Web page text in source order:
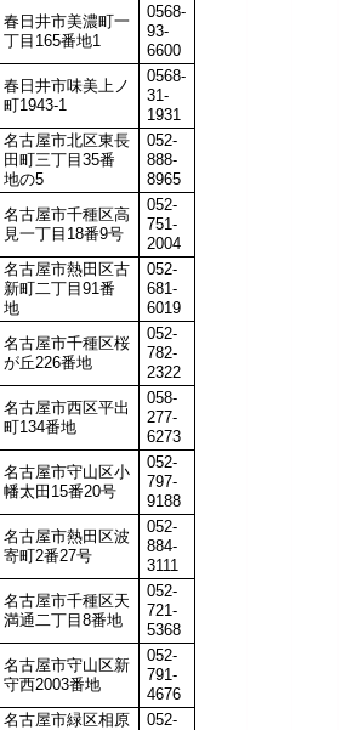
春日井市美濃町一
丁目165番地1
0568-
93-
6600
春日井市味美上ノ
町1943-1
0568-
31-
1931
名古屋市北区東長
田町三丁目35番
地の5
052-
888-
8965
名古屋市千種区高
見一丁目18番9号
052-
751-
2004
名古屋市熱田区古
新町二丁目91番
地
052-
681-
6019
名古屋市千種区桜
が丘226番地
052-
782-
2322
名古屋市西区平出
町134番地
058-
277-
6273
名古屋市守山区小
幡太田15番20号
052-
797-
9188
名古屋市熱田区波
寄町2番27号
052-
884-
3111
名古屋市千種区天
満通二丁目8番地
052-
721-
5368
名古屋市守山区新
守西2003番地
052-
791-
4676
名古屋市緑区相原
052-